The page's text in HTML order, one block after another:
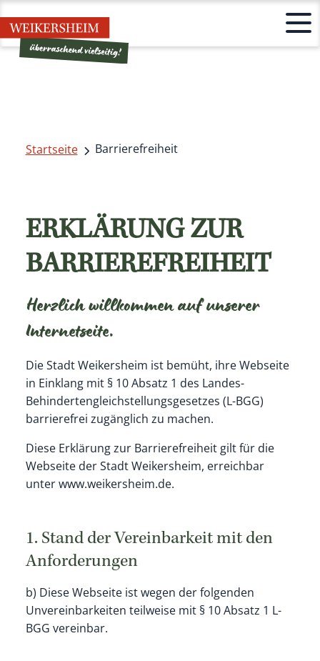
Startseite Barrierefreiheit
ERKLÄRUNG ZUR
BARRIEREFREIHEIT
Herzlich willkommen auf unserer
Internetseite.
Die Stadt Weikersheim ist bemüht, ihre Webseite
in Einklang mit § 10 Absatz 1 des Landes-
Behindertengleichstellungsgesetzes (L-BGG)
barrierefrei zugänglich zu machen.
Diese Erklärung zur Barrierefreiheit gilt für die
Webseite der Stadt Weikersheim, erreichbar
unter www.weikersheim.de.
1. Stand der Vereinbarkeit mit den
Anforderungen
b) Diese Webseite ist wegen der folgenden
Unvereinbarkeiten teilweise mit § 10 Absatz 1 L-
BGG vereinbar.